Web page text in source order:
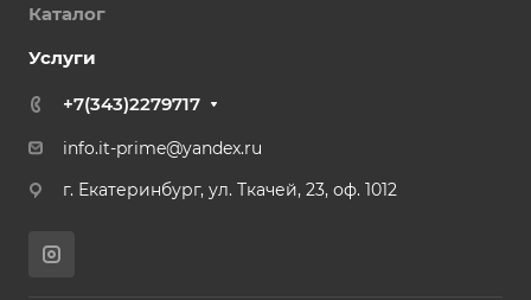
Каталог
Услуги
+7(343)2279717
info.it-prime@yandex.ru
г. Екатеринбург, ул. Ткачей, 23, оф. 1012